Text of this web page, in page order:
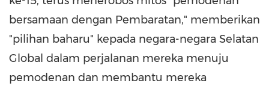
bersamaan dengan Pembaratan," memberikan
"pilihan baharu" kepada negara-negara Selatan
Global dalam perjalanan mereka menuju
pemodenan dan membantu mereka